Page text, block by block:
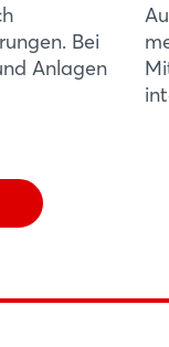
Bei
Anlagen